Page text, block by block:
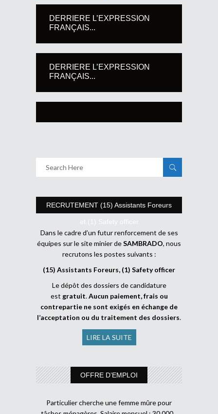
DERRIERE L’EXPRESSION
FRANÇAIS...
DERRIERE L’EXPRESSION
FRANÇAIS...
RECRUTEMENT (15) Assistants Foreurs
et (1) Safety officer
Dans le cadre d’un futur renforcement de ses
équipes sur le site minier deSAMBRADO, nous
recrutons les postes suivants :
(15) Assistants Foreurs, (1) Safety officer
Le dépôt des dossiers de candidature
est gratuit.Aucun paiement, frais ou
contrepartie ne sont exigés en échange de
l’acceptation ou du traitement des dossiers.
LIRE LA SUITE
OFFRE D’EMPLOI
Particulier cherche une femme mûre pour